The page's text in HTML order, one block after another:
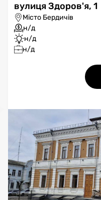
вулиця Здоров'я, 1
Місто Бердичів
н/д
н/д
н/д